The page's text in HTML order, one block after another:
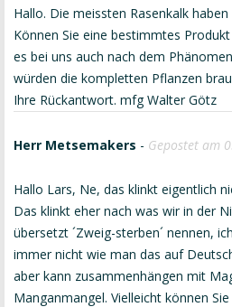
Hallo. Die meissten Rasenkalk
Können Sie eine bestimmtes
es bei uns auch nach dem
würden die kompletten Pflanzen
Ihre Rückantwort. mfg Walter Götz
Herr Metsemakers - Gepostet am
Hallo Lars, Ne, das klinkt eigentlich
Das klinkt eher nach was wir in der
übersetzt ´Zweig-sterben´ nennen,
immer nicht wie man das auf
aber kann zusammenhängen mit
Manganmangel. Vielleicht können